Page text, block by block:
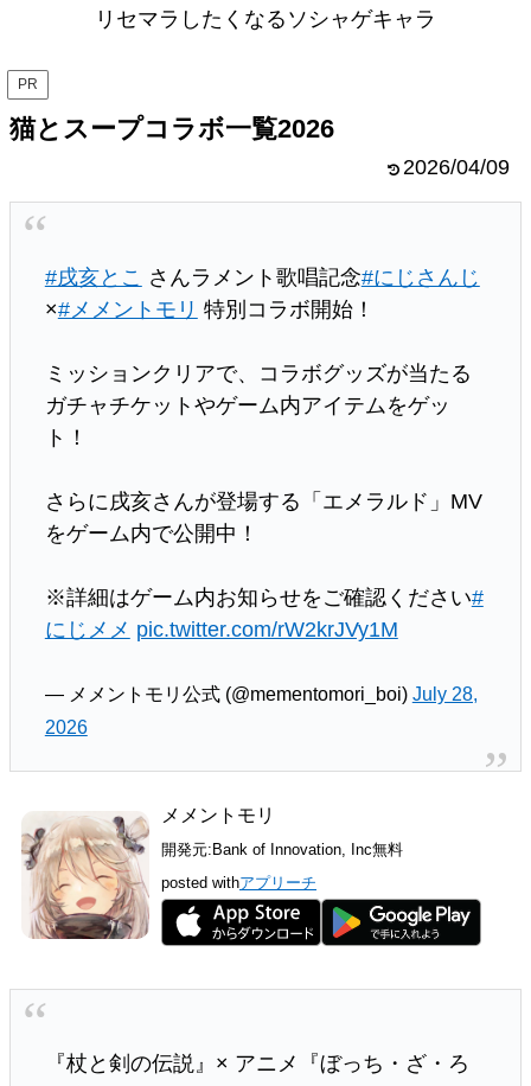
リセマラしたくなるソシャゲキャラ
PR
猫とスープコラボ一覧2026
2026/04/09
#戌亥とこ さんラメント歌唱記念#にじさんじ
×#メメントモリ 特別コラボ開始！
ミッションクリアで、コラボグッズが当たる
ガチャチケットやゲーム内アイテムをゲッ
ト！
さらに戌亥さんが登場する「エメラルド」MV
をゲーム内で公開中！
※詳細はゲーム内お知らせをご確認ください#
にじメメ pic.twitter.com/rW2krJVy1M
— メメントモリ公式 (@mementomori_boi) July 28,
2026
メメントモリ
開発元:Bank of Innovation, Inc無料
posted withアプリーチ
『杖と剣の伝説』× アニメ『ぼっち・ざ・ろ